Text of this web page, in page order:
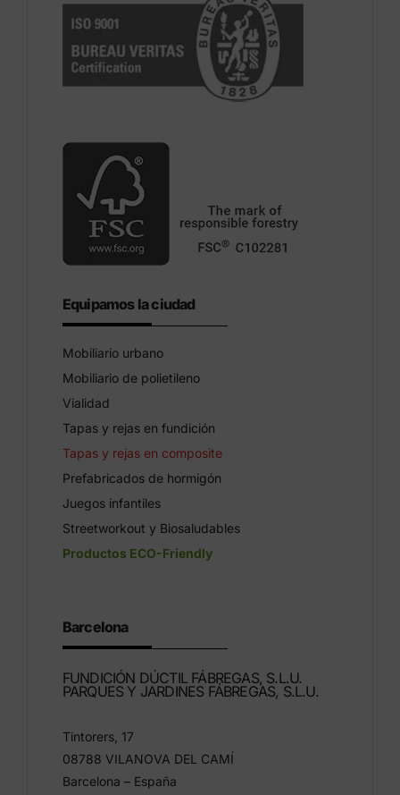
Equipamos la ciudad
Mobiliario urbano
Mobiliario de polietileno
Vialidad
Tapas y rejas en fundición
Tapas y rejas en composite
Prefabricados de hormigón
Juegos infantiles
Streetworkout y Biosaludables
Productos ECO-Friendly
Barcelona
FUNDICIÓN DÚCTIL FÁBREGAS, S.L.U.
PARQUES Y JARDINES FÁBREGAS, S.L.U.
Tintorers, 17
08788 VILANOVA DEL CAMÍ
Barcelona – España